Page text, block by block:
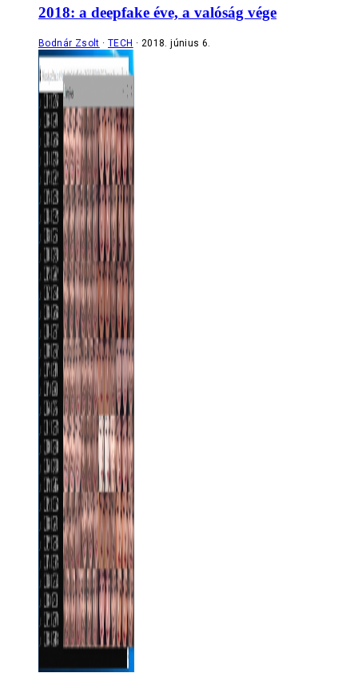
2018: a deepfake éve, a valóság vége
Bodnár Zsolt TECH 2018. június 6.